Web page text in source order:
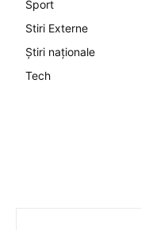
Sport
Stiri Externe
Știri naționale
Tech